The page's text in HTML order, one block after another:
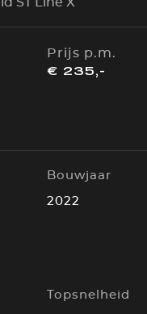
Prijs p.m.
€ 235,-
Bouwjaar
2022
Topsnelheid